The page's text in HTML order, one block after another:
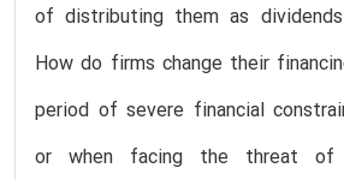
of distributing them as
How do firms change their
period of severe financial
or when facing the threat of